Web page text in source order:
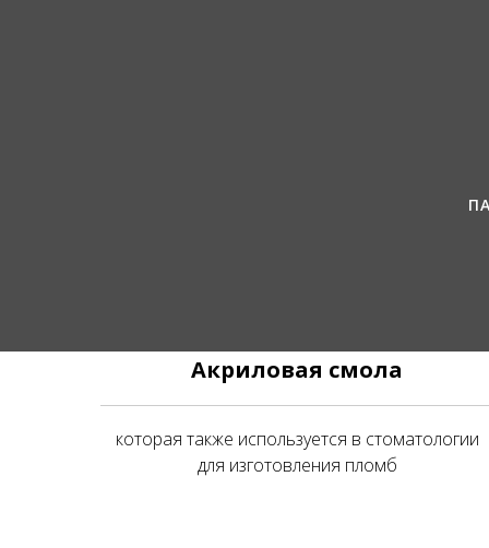
Акриловая смола
которая также используется в стоматологии
для изготовления пломб